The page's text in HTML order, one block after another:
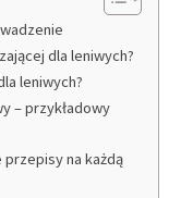
dla leniwych?
leniwych?
– przykładowy
przepisy na każdą